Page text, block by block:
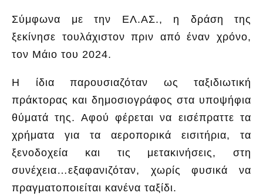
Σύμφωνα με την ΕΛ.ΑΣ., η δράση της
ξεκίνησε τουλάχιστον πριν από έναν χρόνο,
τον Μάιο του 2024.
Η ίδια παρουσιαζόταν ως ταξιδιωτική
πράκτορας και δημοσιογράφος στα υποψήφια
θύματά της. Αφού φέρεται να εισέπραττε τα
χρήματα για τα αεροπορικά εισιτήρια, τα
ξενοδοχεία και τις μετακινήσεις, στη
συνέχεια…εξαφανιζόταν, χωρίς φυσικά να
πραγματοποιείται κανένα ταξίδι.